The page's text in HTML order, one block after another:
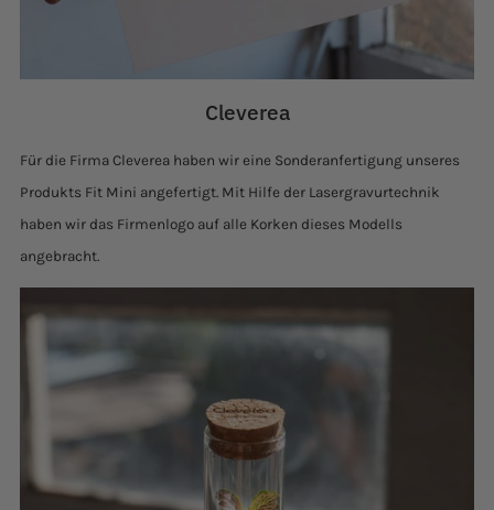
Cleverea
Für die Firma Cleverea haben wir eine Sonderanfertigung unseres
Produkts Fit Mini angefertigt. Mit Hilfe der Lasergravurtechnik
haben wir das Firmenlogo auf alle Korken dieses Modells
angebracht.